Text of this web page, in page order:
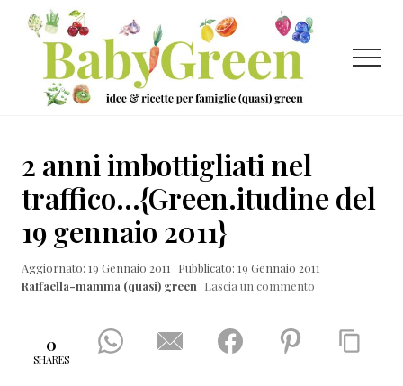
Menu
Passa
contenuto
principale
Passa
laterale
primaria
Passa
ricette
per
famiglie
(quasi)
green
Menu
2 anni imbottigliati nel
traffico…{Green.itudine del
19 gennaio 2011}
Aggiornato: 19 Gennaio 2011
Pubblicato: 19 Gennaio 2011
Raffaella-mamma (quasi) green Lascia un commento
0
SHARES